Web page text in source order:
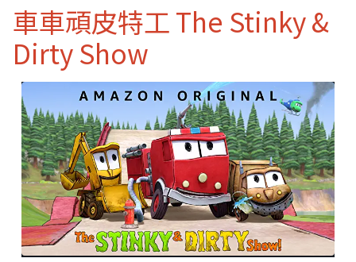
車車頑皮特工 The Stinky &
Dirty Show